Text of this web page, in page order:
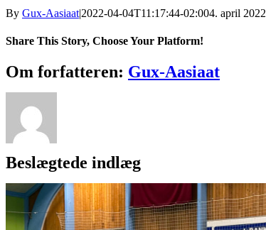
By Gux-Aasiaat|2022-04-04T11:17:44-02:004. april 2022
Share This Story, Choose Your Platform!
Facebook
X
Reddit
LinkedIn
WhatsApp
Tumblr
Pinterest
Vk
Xing
E-
mail
Om forfatteren: Gux-Aasiaat
Beslægtede indlæg